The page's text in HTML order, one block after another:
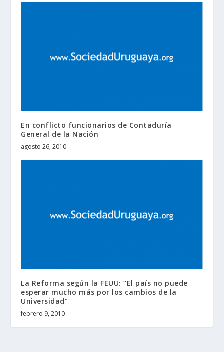
En conflicto funcionarios de Contaduría
General de la Nación
agosto 26, 2010
La Reforma según la FEUU: “El país no puede
esperar mucho más por los cambios de la
Universidad”
febrero 9, 2010